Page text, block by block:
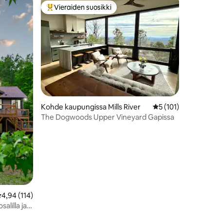
arvio 4,94/5, 114 arvostelua
4,94 (114)
ja
Vieraiden suosikkien parhaimmistoa
Vieraiden suosikki
Kohde kaupungissa Mills River Keskimääräinen
5 (101)
The Dogwoods Upper Vineyard Gapissa